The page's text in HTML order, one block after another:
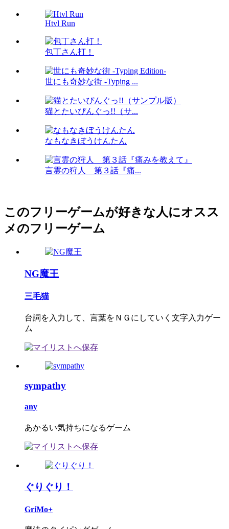
Htvl Run
包丁さん打！
世にも奇妙な街 -Typing ...
猫とたいぴんぐっ!!（サ...
なもなきぼうけんたん
言霊の狩人 第３話『痛...
このフリーゲームが好きな人にオスス
メのフリーゲーム
NG魔王
三毛猫
台詞を入力して、言葉をＮＧにしていく文字入力ゲー
ム
sympathy
any
あかるい気持ちになるゲーム
ぐりぐり！
GriMo+